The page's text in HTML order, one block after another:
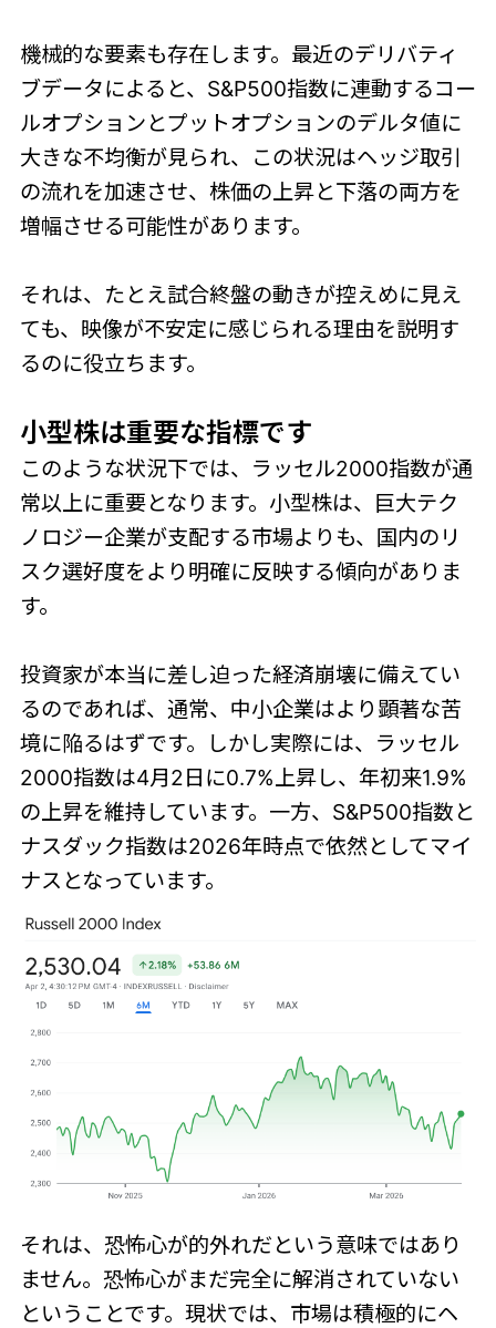
機械的な要素も存在します。最近のデリバティ
ブデータによると、S&P500指数に連動するコー
ルオプションとプットオプションのデルタ値に
大きな不均衡が見られ、この状況はヘッジ取引
の流れを加速させ、株価の上昇と下落の両方を
増幅させる可能性があります。
それは、たとえ試合終盤の動きが控えめに見え
ても、映像が不安定に感じられる理由を説明す
るのに役立ちます。
小型株は重要な指標です
このような状況下では、ラッセル2000指数が通
常以上に重要となります。小型株は、巨大テク
ノロジー企業が支配する市場よりも、国内のリ
スク選好度をより明確に反映する傾向がありま
す。
投資家が本当に差し迫った経済崩壊に備えてい
るのであれば、通常、中小企業はより顕著な苦
境に陥るはずです。しかし実際には、ラッセル
2000指数は4月2日に0.7%上昇し、年初来1.9%
の上昇を維持しています。一方、S&P500指数と
ナスダック指数は2026年時点で依然としてマイ
ナスとなっています。
それは、恐怖心が的外れだという意味ではあり
ません。恐怖心がまだ完全に解消されていない
ということです。現状では、市場は積極的にヘ